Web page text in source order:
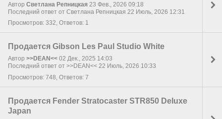
Автор Светлана Репницкая 23 Фев., 2026 09:18
Последний ответ от Светлана Репницкая 22 Июль, 2026 12:31
Просмотров: 332, Ответов: 1
Продается Gibson Les Paul Studio White
Автор >>DEAN<< 02 Дек., 2025 14:03
Последний ответ от >>DEAN<< 22 Июль, 2026 10:33
Просмотров: 748, Ответов: 7
Продается Fender Stratocaster STR850 Deluxe
Japan